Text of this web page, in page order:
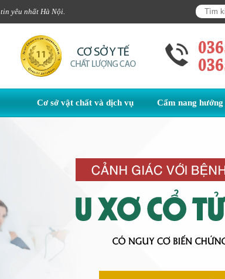
yêu nhất Hà Nội.
Cơ sở vật chất và dịch vụ Cẩm nang hướng